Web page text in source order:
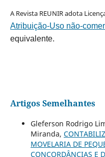
A Revista REUNIR adota
Atribuição-Uso não-
equivalente.
Artigos Semelhantes
Gleferson Rodrigo
Miranda,
MOVELARIA DE
CONCORDÂNCIAS E